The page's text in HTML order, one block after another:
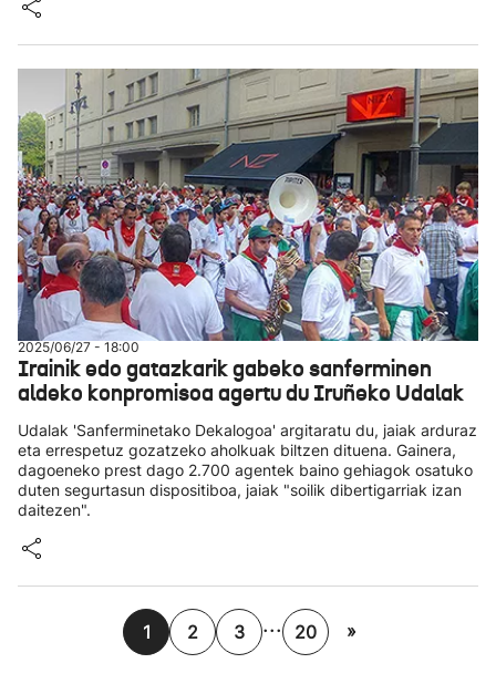
2025/06/27 - 18:00
Irainik edo gatazkarik gabeko sanferminen
aldeko konpromisoa agertu du Iruñeko Udalak
Udalak 'Sanferminetako Dekalogoa' argitaratu du, jaiak arduraz
eta errespetuz gozatzeko aholkuak biltzen dituena. Gainera,
dagoeneko prest dago 2.700 agentek baino gehiagok osatuko
duten segurtasun dispositiboa, jaiak "soilik dibertigarriak izan
daitezen".
1 2 3 ... 20 »